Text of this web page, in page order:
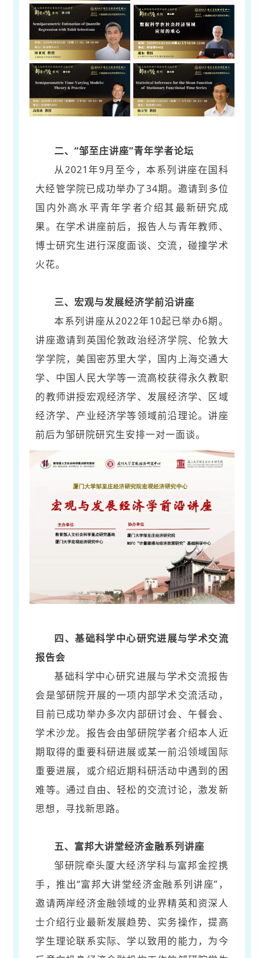
二、“邹至庄讲座”青年学者论坛
从2021年9月至今，本系列讲座在国科
大经管学院已成功举办了34期。邀请到多位
国内外高水平青年学者介绍其最新研究成
果。在学术讲座前后，报告人与青年教师、
博士研究生进行深度面谈、交流，碰撞学术
火花。
三、宏观与发展经济学前沿讲座
本系列讲座从2022年10起已举办6期。
讲座邀请到英国伦敦政治经济学院、伦敦大
学学院，美国密苏里大学，国内上海交通大
学、中国人民大学等一流高校获得永久教职
的教师讲授宏观经济学、发展经济学、区域
经济学、产业经济学等领域前沿理论。讲座
前后为邹研院研究生安排一对一面谈。
四、基础科学中心研究进展与学术交流
报告会
基础科学中心研究进展与学术交流报告
会是邹研院开展的一项内部学术交流活动，
目前已成功举办多次内部研讨会、午餐会、
学术沙龙。报告会由邹研院学者介绍本人近
期取得的重要科研进展或某一前沿领域国际
重要进展，或介绍近期科研活动中遇到的困
难等。通过自由、轻松的交流讨论，激发新
思想，寻找新思路。
五、富邦大讲堂经济金融系列讲座
邹研院牵头厦大经济学科与富邦金控携
手，推出“富邦大讲堂经济金融系列讲座”，
邀请两岸经济金融领域的业界精英和资深人
士介绍行业最新发展趋势、实务操作，提高
学生理论联系实际、学以致用的能力，为今